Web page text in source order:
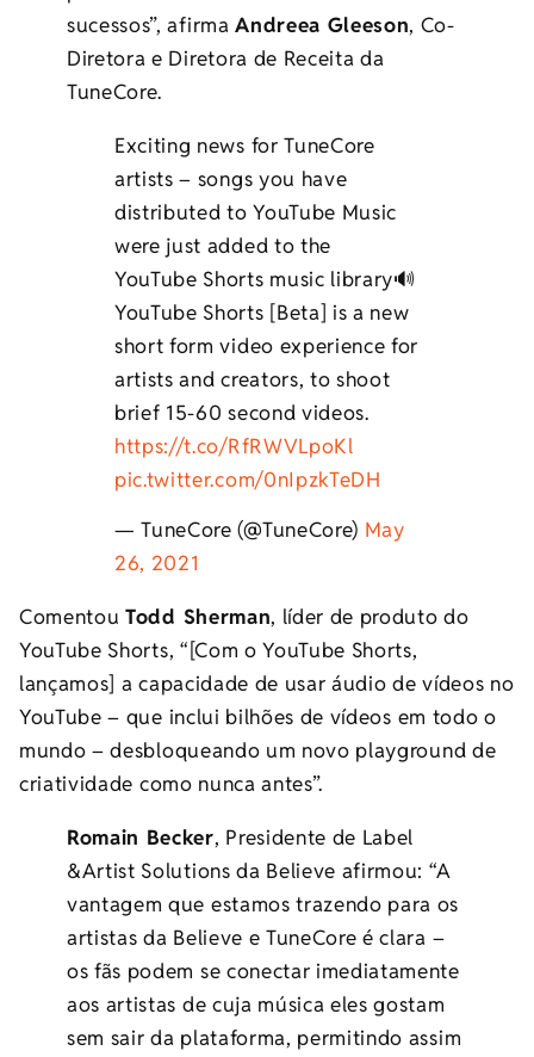
sucessos”, afirmaAndreea Gleeson, Co-
Diretora e Diretora de Receita da
TuneCore.
Exciting news for TuneCore
artists – songs you have
distributed to YouTube Music
were just added to the
YouTube Shorts music library🔊
YouTube Shorts [Beta] is a new
short form video experience for
artists and creators, to shoot
brief 15-60 second videos.⁠
https://t.co/RfRWVLpoKl
pic.twitter.com/0nIpzkTeDH
— TuneCore (@TuneCore) May
26, 2021
ComentouTodd Sherman, líder de produto do
YouTube Shorts, “[Com o YouTube Shorts,
lançamos] a capacidade de usar áudio de vídeos no
YouTube – que inclui bilhões de vídeos em todo o
mundo – desbloqueando um novo playground de
criatividade como nunca antes”.
Romain Becker, Presidente de Label
&Artist Solutions da Believe afirmou: “A
vantagem que estamos trazendo para os
artistas da Believe e TuneCore é clara –
os fãs podem se conectar imediatamente
aos artistas de cuja música eles gostam
sem sair da plataforma, permitindo assim